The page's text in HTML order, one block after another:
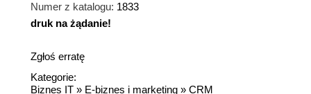
Numer z katalogu: 1833
druk na żądanie!
Zgłoś erratę
Kategorie:
Biznes IT » E-biznes i marketing » CRM